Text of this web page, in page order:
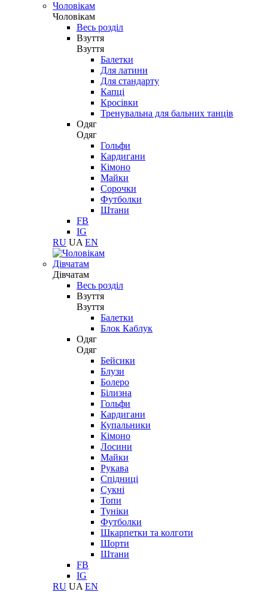
Чоловікам
Чоловікам
Весь розділ
Взуття
Взуття
Балетки
Для латини
Для стандарту
Капці
Кросівки
Тренувальна для бальних танців
Одяг
Одяг
Гольфи
Кардигани
Кімоно
Майки
Сорочки
Футболки
Штани
FB
IG
RU UA EN
Дівчатам
Дівчатам
Весь розділ
Взуття
Взуття
Балетки
Блок Каблук
Одяг
Одяг
Бейсики
Блузи
Болеро
Білизна
Гольфи
Кардигани
Купальники
Кімоно
Лосини
Майки
Рукава
Спідниці
Сукні
Топи
Туніки
Футболки
Шкарпетки та колготи
Шорти
Штани
FB
IG
RU UA EN